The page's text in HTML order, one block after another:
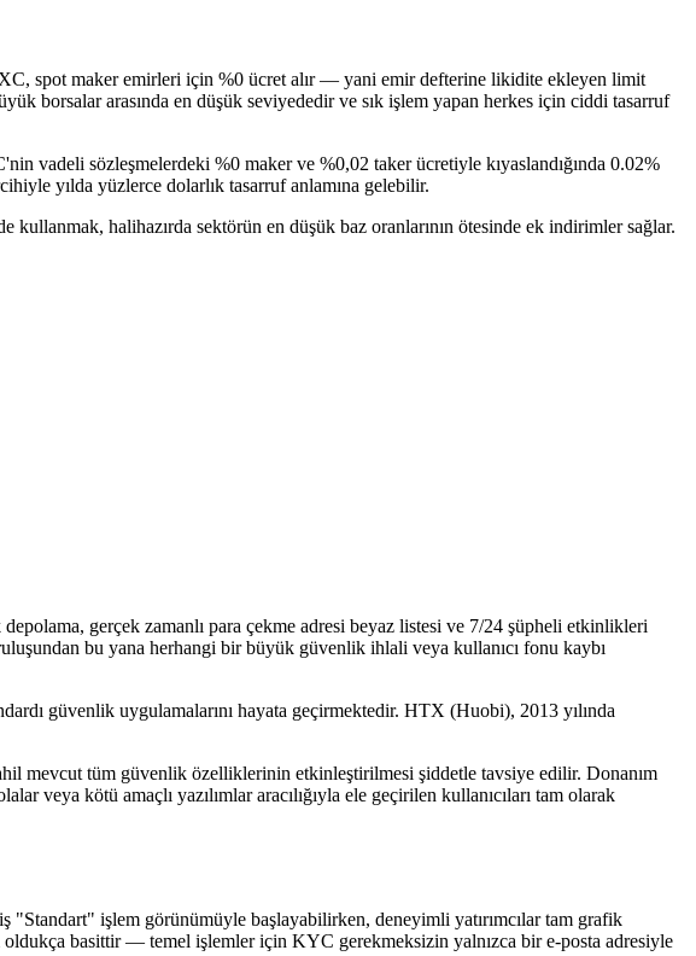
spot maker emirleri için %0 ücret alır — yani emir defterine likidite ekleyen limit
borsalar arasında en düşük seviyededir ve sık işlem yapan herkes için ciddi tasarruf
sözleşmelerdeki %0 maker ve %0,02 taker ücretiyle kıyaslandığında 0.02%
yılda yüzlerce dolarlık tasarruf anlamına gelebilir.
halihazırda sektörün en düşük baz oranlarının ötesinde ek indirimler sağlar.
gerçek zamanlı para çekme adresi beyaz listesi ve 7/24 şüpheli etkinlikleri
bu yana herhangi bir büyük güvenlik ihlali veya kullanıcı fonu kaybı
güvenlik uygulamalarını hayata geçirmektedir. HTX (Huobi), 2013 yılında
mevcut tüm güvenlik özelliklerinin etkinleştirilmesi şiddetle tavsiye edilir. Donanım
veya kötü amaçlı yazılımlar aracılığıyla ele geçirilen kullanıcıları tam olarak
işlem görünümüyle başlayabilirken, deneyimli yatırımcılar tam grafik
basittir — temel işlemler için KYC gerekmeksizin yalnızca bir e-posta adresiyle